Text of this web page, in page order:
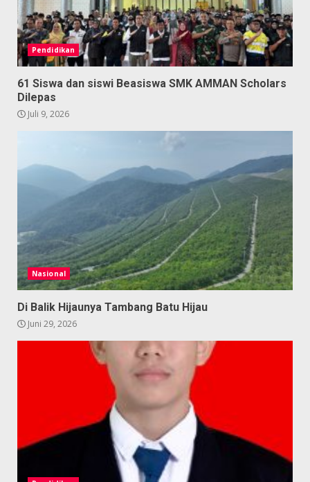
Pendidikan
61 Siswa dan siswi Beasiswa SMK AMMAN Scholars
Dilepas
Juli 9, 2026
Nasional
Di Balik Hijaunya Tambang Batu Hijau
Juni 29, 2026